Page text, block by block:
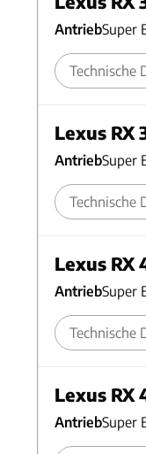
AntriebSuper
Technische
Lexus RX
AntriebSuper
Technische
Lexus RX
AntriebSuper
Technische
Lexus RX
AntriebSuper